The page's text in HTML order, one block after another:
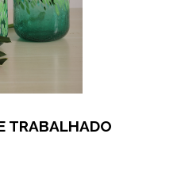
TRABALHADO